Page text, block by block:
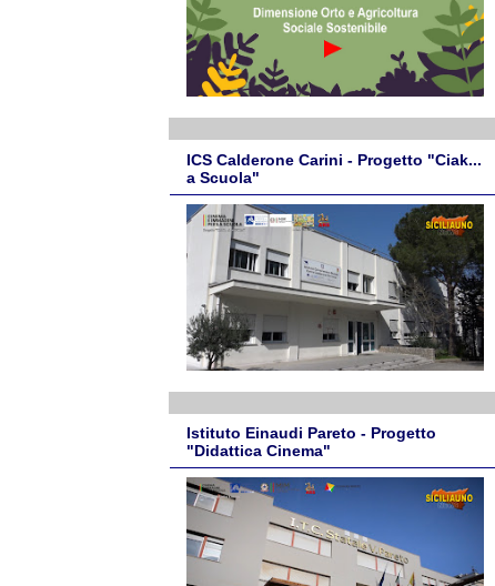
ICS Calderone Carini - Progetto "Ciak...
a Scuola"
Istituto Einaudi Pareto - Progetto
"Didattica Cinema"